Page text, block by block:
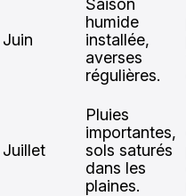
Juin
humide
installée,
averses
régulières.
Juillet
Pluies
importantes,
sols saturés
dans les
plaines.